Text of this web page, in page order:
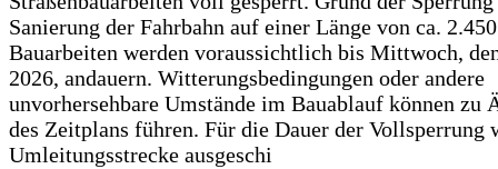
Sanierung der Fahrbahn auf einer Länge von ca.
Bauarbeiten werden voraussichtlich bis Mittwoch,
2026, andauern. Witterungsbedingungen oder andere
unvorhersehbare Umstände im Bauablauf können zu
des Zeitplans führen. Für die Dauer der Vollsperrung
Umleitungsstrecke ausgeschi